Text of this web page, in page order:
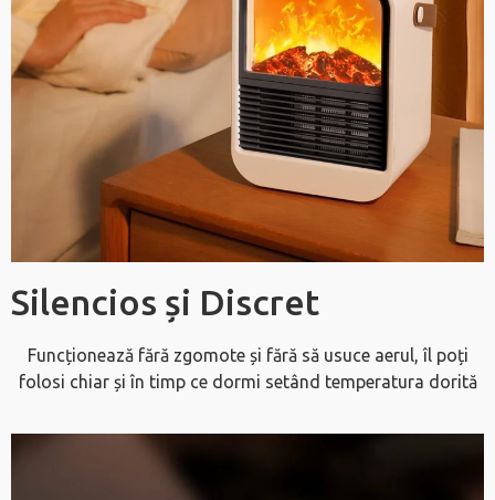
Silencios și Discret
Funcționează fără zgomote și fără să usuce aerul, îl poți
folosi chiar și în timp ce dormi setând temperatura dorită